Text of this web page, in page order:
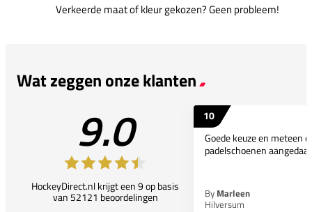
Verkeerde maat of kleur gekozen? Geen probleem!
Wat zeggen onze klanten
9.0
HockeyDirect.nl krijgt een 9 op basis
van 52121 beoordelingen
10
Goede keuze en meteen
padelschoenen
By Marleen
Hilversum